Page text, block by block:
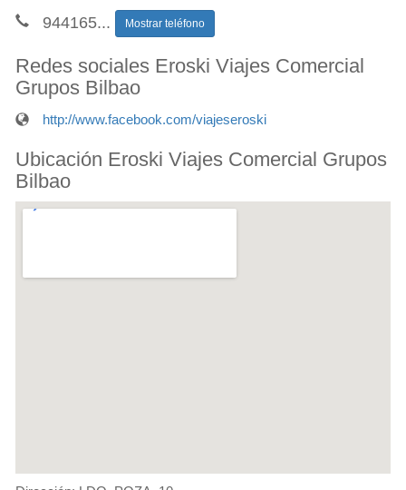
944165... Mostrar teléfono
Redes sociales Eroski Viajes Comercial
Grupos Bilbao
http://www.facebook.com/viajeseroski
Ubicación Eroski Viajes Comercial Grupos
Bilbao